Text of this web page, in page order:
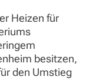
Heizen für
besitzen,
den Umstieg